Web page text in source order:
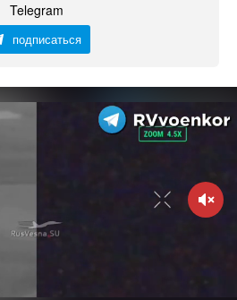
Telegram
подписаться